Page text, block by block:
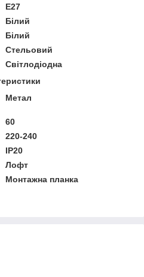
E27
Білий
Білий
Стельовий
Світлодіодна
Метал
60
220-240
IP20
Лофт
Монтажна планка